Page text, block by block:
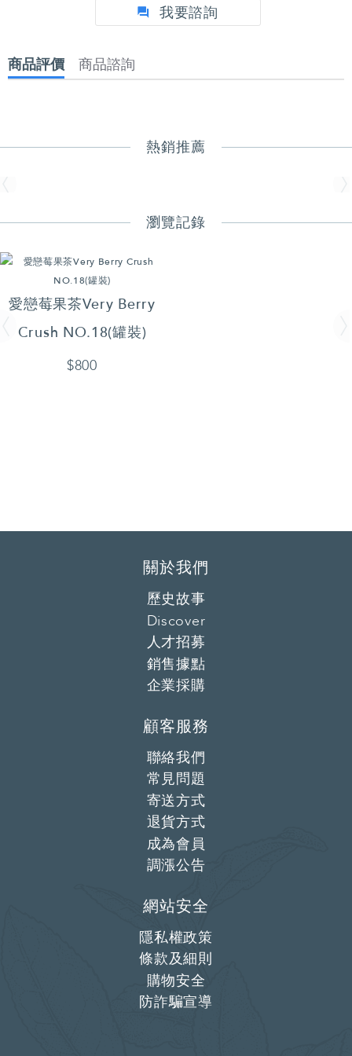
我要諮詢
商品評價 商品諮詢
熱銷推薦
瀏覽記錄
愛戀莓果茶Very Berry
Crush NO.18(罐裝)
$800
關於我們
歷史故事
Discover
人才招募
銷售據點
企業採購
顧客服務
聯絡我們
常見問題
寄送方式
退貨方式
成為會員
調漲公告
網站安全
隱私權政策
條款及細則
購物安全
防詐騙宣導